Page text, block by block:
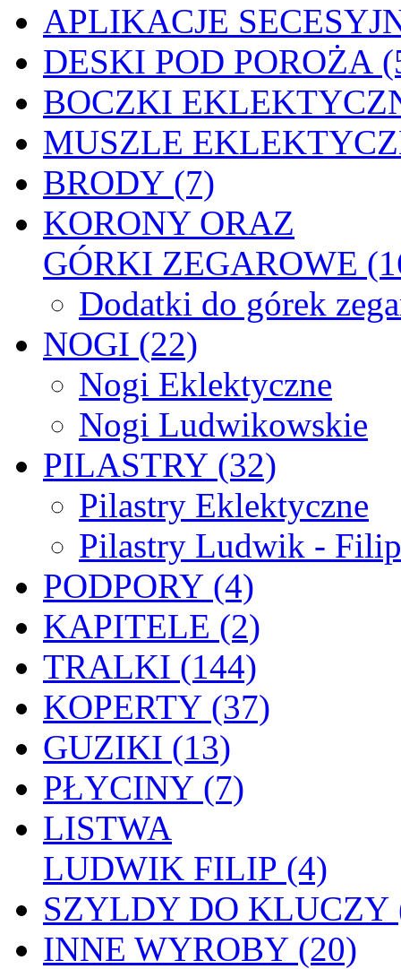
APLIKACJE
DESKI POD POROŻA
BOCZKI
MUSZLE
BRODY (7)
KORONY ORAZ
GÓRKI ZEGAROWE
Dodatki do górek
NOGI (22)
Nogi Eklektyczne
Nogi Ludwikowskie
PILASTRY (32)
Pilastry Eklektyczne
Pilastry Ludwik - Filip
PODPORY (4)
KAPITELE (2)
TRALKI (144)
KOPERTY (37)
GUZIKI (13)
PŁYCINY (7)
LISTWA
LUDWIK FILIP (4)
SZYLDY DO KLUCZY
INNE WYROBY (20)